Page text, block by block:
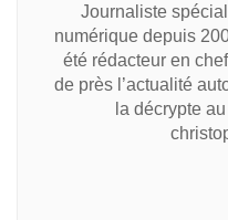
Journaliste
numérique depuis
été rédacteur en
de près l’actualité
la décrypte